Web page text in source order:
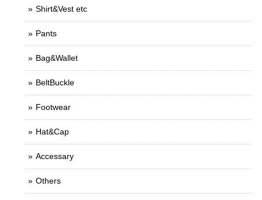
Shirt&Vest etc
Pants
Bag&Wallet
BeltBuckle
Footwear
Hat&Cap
Accessary
Others